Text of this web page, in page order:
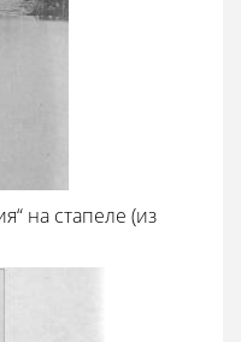
на стапеле (из